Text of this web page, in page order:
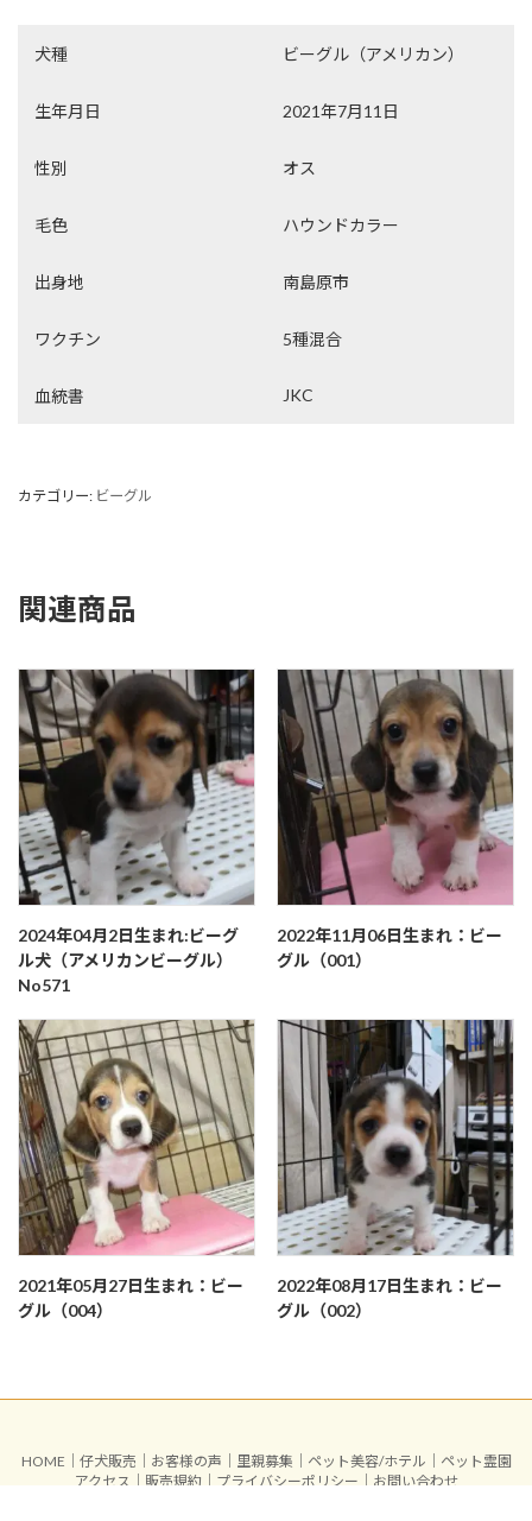
犬種 ビーグル（アメリカン）
生年月日 2021年7月11日
性別 オス
毛色 ハウンドカラー
出身地 南島原市
ワクチン 5種混合
血統書 JKC
カテゴリー: ビーグル
関連商品
2024年04月2日生まれ:ビーグ
ル犬（アメリカンビーグル）
No571
2022年11月06日生まれ：ビー
グル（001）
2021年05月27日生まれ：ビー
グル（004）
2022年08月17日生まれ：ビー
グル（002）
HOME 仔犬販売 お客様の声 里親募集 ペット美容/ホテル
ペット霊園
アクセス ｜ 販売規約｜ プライバシーポリシー ｜ お問い合わせ